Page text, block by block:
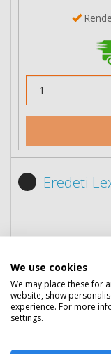
Eredeti
We use cookies
We may place these for
website, show
experience. For more
settings.